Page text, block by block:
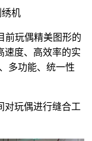
机
前玩偶精美图形的
速度、高效率的实
多功能、统一性
对玩偶进行缝合工